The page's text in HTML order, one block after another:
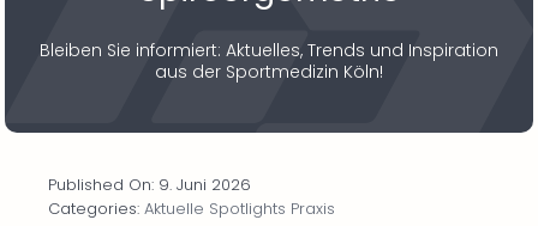
Bleiben Sie informiert: Aktuelles, Trends und Inspiration
aus der Sportmedizin Köln!
Published On: 9. Juni 2026
Categories: Aktuelle Spotlights Praxis